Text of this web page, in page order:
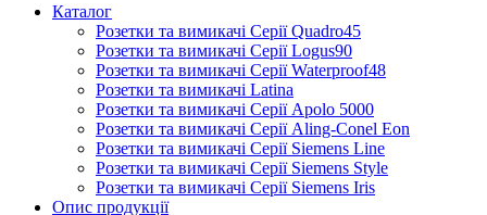
Каталог
Розетки та вимикачі Серії Quadro45
Розетки та вимикачі Серії Logus90
Розетки та вимикачі Серії Waterproof48
Розетки та вимикачі Latina
Розетки та вимикачі Серії Apolo 5000
Розетки та вимикачі Серії Aling-Conel Eon
Розетки та вимикачі Серії Siemens Line
Розетки та вимикачі Серії Siemens Style
Розетки та вимикачі Серії Siemens Iris
Опис продукції